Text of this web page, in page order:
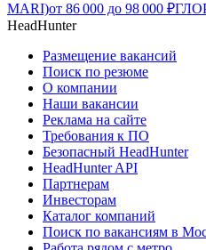
MARI)от 86 000 до 98 000 ₽
HeadHunter
Размещение вакансий
Поиск по резюме
О компании
Наши вакансии
Реклама на сайте
Требования к ПО
Безопасный HeadHunter
HeadHunter API
Партнерам
Инвесторам
Каталог компаний
Поиск по вакансиям в